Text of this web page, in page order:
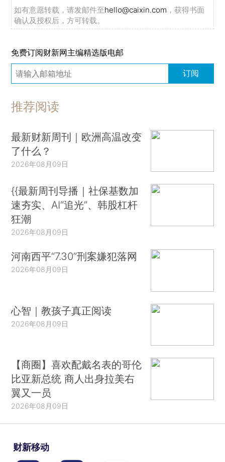
如有意愿转载，请发邮件至hello@caixin.com ，获得书面
确认及授权后，方可转载。
免费订阅财新网主编精选版电邮
订阅
推荐阅读
最新财新周刊｜欧洲高温改变
了什么？
2026年08月09日
{{最新周刊导播｜社保基数加
速夯实、AI“追光”、韩股杠杆
狂潮
2026年08月09日
河南西平“7.30”刑案嫌犯落网
2026年08月09日
心智｜教孩子真正阅读
2026年08月09日
【商圈】喜欢配戴名表的哥伦
比亚新总统 商人出身拉美右
翼又一员
2026年08月09日
财新移动